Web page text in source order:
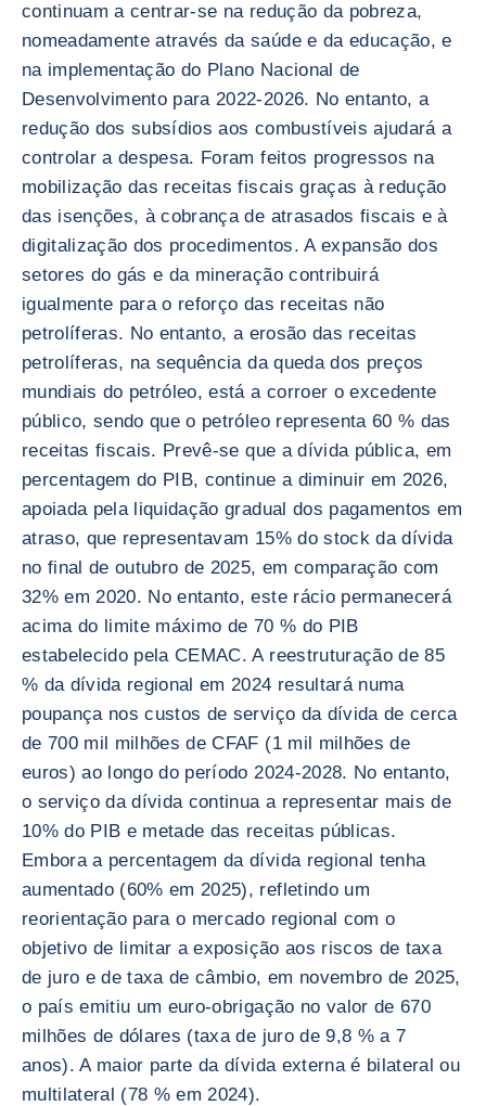
continuam a centrar-se na redução da pobreza,
nomeadamente através da saúde e da educação, e
na implementação do Plano Nacional de
Desenvolvimento para 2022-2026. No entanto, a
redução dos subsídios aos combustíveis ajudará a
controlar a despesa. Foram feitos progressos na
mobilização das receitas fiscais graças à redução
das isenções, à cobrança de atrasados fiscais e à
digitalização dos procedimentos. A expansão dos
setores do gás e da mineração contribuirá
igualmente para o reforço das receitas não
petrolíferas. No entanto, a erosão das receitas
petrolíferas, na sequência da queda dos preços
mundiais do petróleo, está a corroer o excedente
público, sendo que o petróleo representa 60 % das
receitas fiscais. Prevê-se que a dívida pública, em
percentagem do PIB, continue a diminuir em 2026,
apoiada pela liquidação gradual dos pagamentos em
atraso, que representavam 15% do stock da dívida
no final de outubro de 2025, em comparação com
32% em 2020. No entanto, este rácio permanecerá
acima do limite máximo de 70 % do PIB
estabelecido pela CEMAC. A reestruturação de 85
% da dívida regional em 2024 resultará numa
poupança nos custos de serviço da dívida de cerca
de 700 mil milhões de CFAF (1 mil milhões de
euros) ao longo do período 2024-2028. No entanto,
o serviço da dívida continua a representar mais de
10% do PIB e metade das receitas públicas.
Embora a percentagem da dívida regional tenha
aumentado (60% em 2025), refletindo um
reorientação para o mercado regional com o
objetivo de limitar a exposição aos riscos de taxa
de juro e de taxa de câmbio, em novembro de 2025,
o país emitiu um euro-obrigação no valor de 670
milhões de dólares (taxa de juro de 9,8 % a 7
anos). A maior parte da dívida externa é bilateral ou
multilateral (78 % em 2024).